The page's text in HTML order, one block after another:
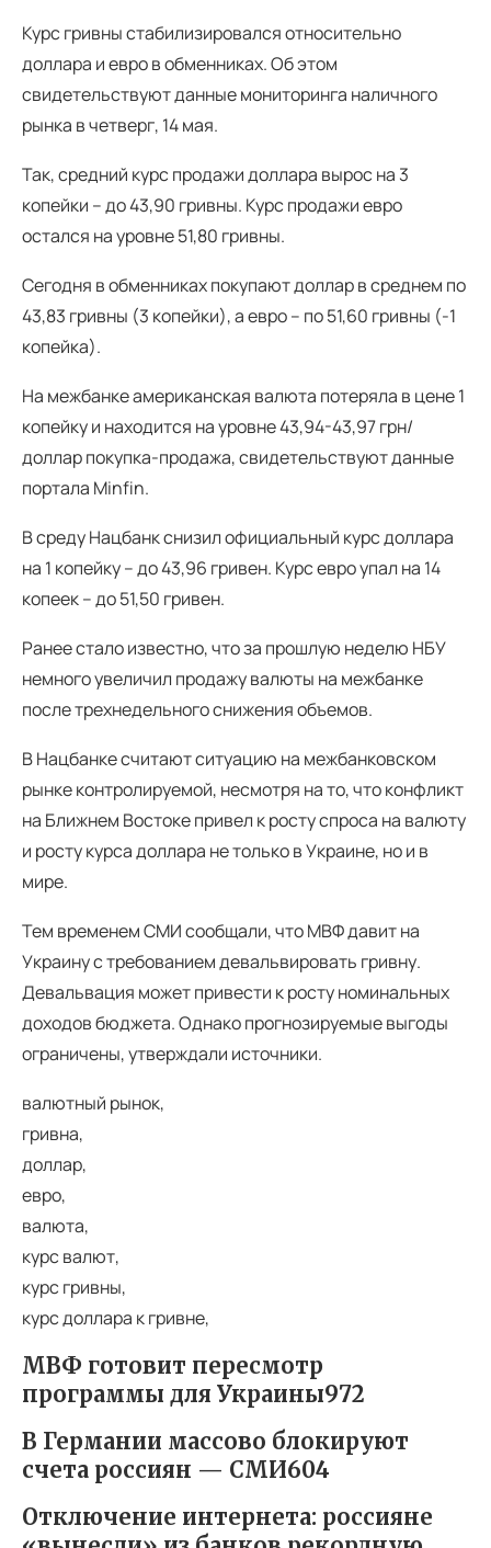
Курс гривны стабилизировался относительно
доллара и евро в обменниках. Об этом
свидетельствуют данные мониторинга наличного
рынка в четверг, 14 мая.
Так, средний курс продажи доллара вырос на 3
копейки – до 43,90 гривны. Курс продажи евро
остался на уровне 51,80 гривны.
Сегодня в обменниках покупают доллар в среднем по
43,83 гривны (3 копейки), а евро – по 51,60 гривны (-1
копейка).
На межбанке американская валюта потеряла в цене 1
копейку и находится на уровне 43,94-43,97 грн/
доллар покупка-продажа, свидетельствуют данные
портала Minfin.
В среду Нацбанк снизил официальный курс доллара
на 1 копейку – до 43,96 гривен. Курс евро упал на 14
копеек – до 51,50 гривен.
Ранее стало известно, что за прошлую неделю НБУ
немного увеличил продажу валюты на межбанке
после трехнедельного снижения объемов.
В Нацбанке считают ситуацию на межбанковском
рынке контролируемой, несмотря на то, что конфликт
на Ближнем Востоке привел к росту спроса на валюту
и росту курса доллара не только в Украине, но и в
мире.
Тем временем СМИ сообщали, что МВФ давит на
Украину с требованием девальвировать гривну.
Девальвация может привести к росту номинальных
доходов бюджета. Однако прогнозируемые выгоды
ограничены, утверждали источники.
валютный рынок,
гривна,
доллар,
евро,
валюта,
курс валют,
курс гривны,
курс доллара к гривне,
МВФ готовит пересмотр
программы для Украины972
В Германии массово блокируют
счета россиян — СМИ604
Отключение интернета: россияне